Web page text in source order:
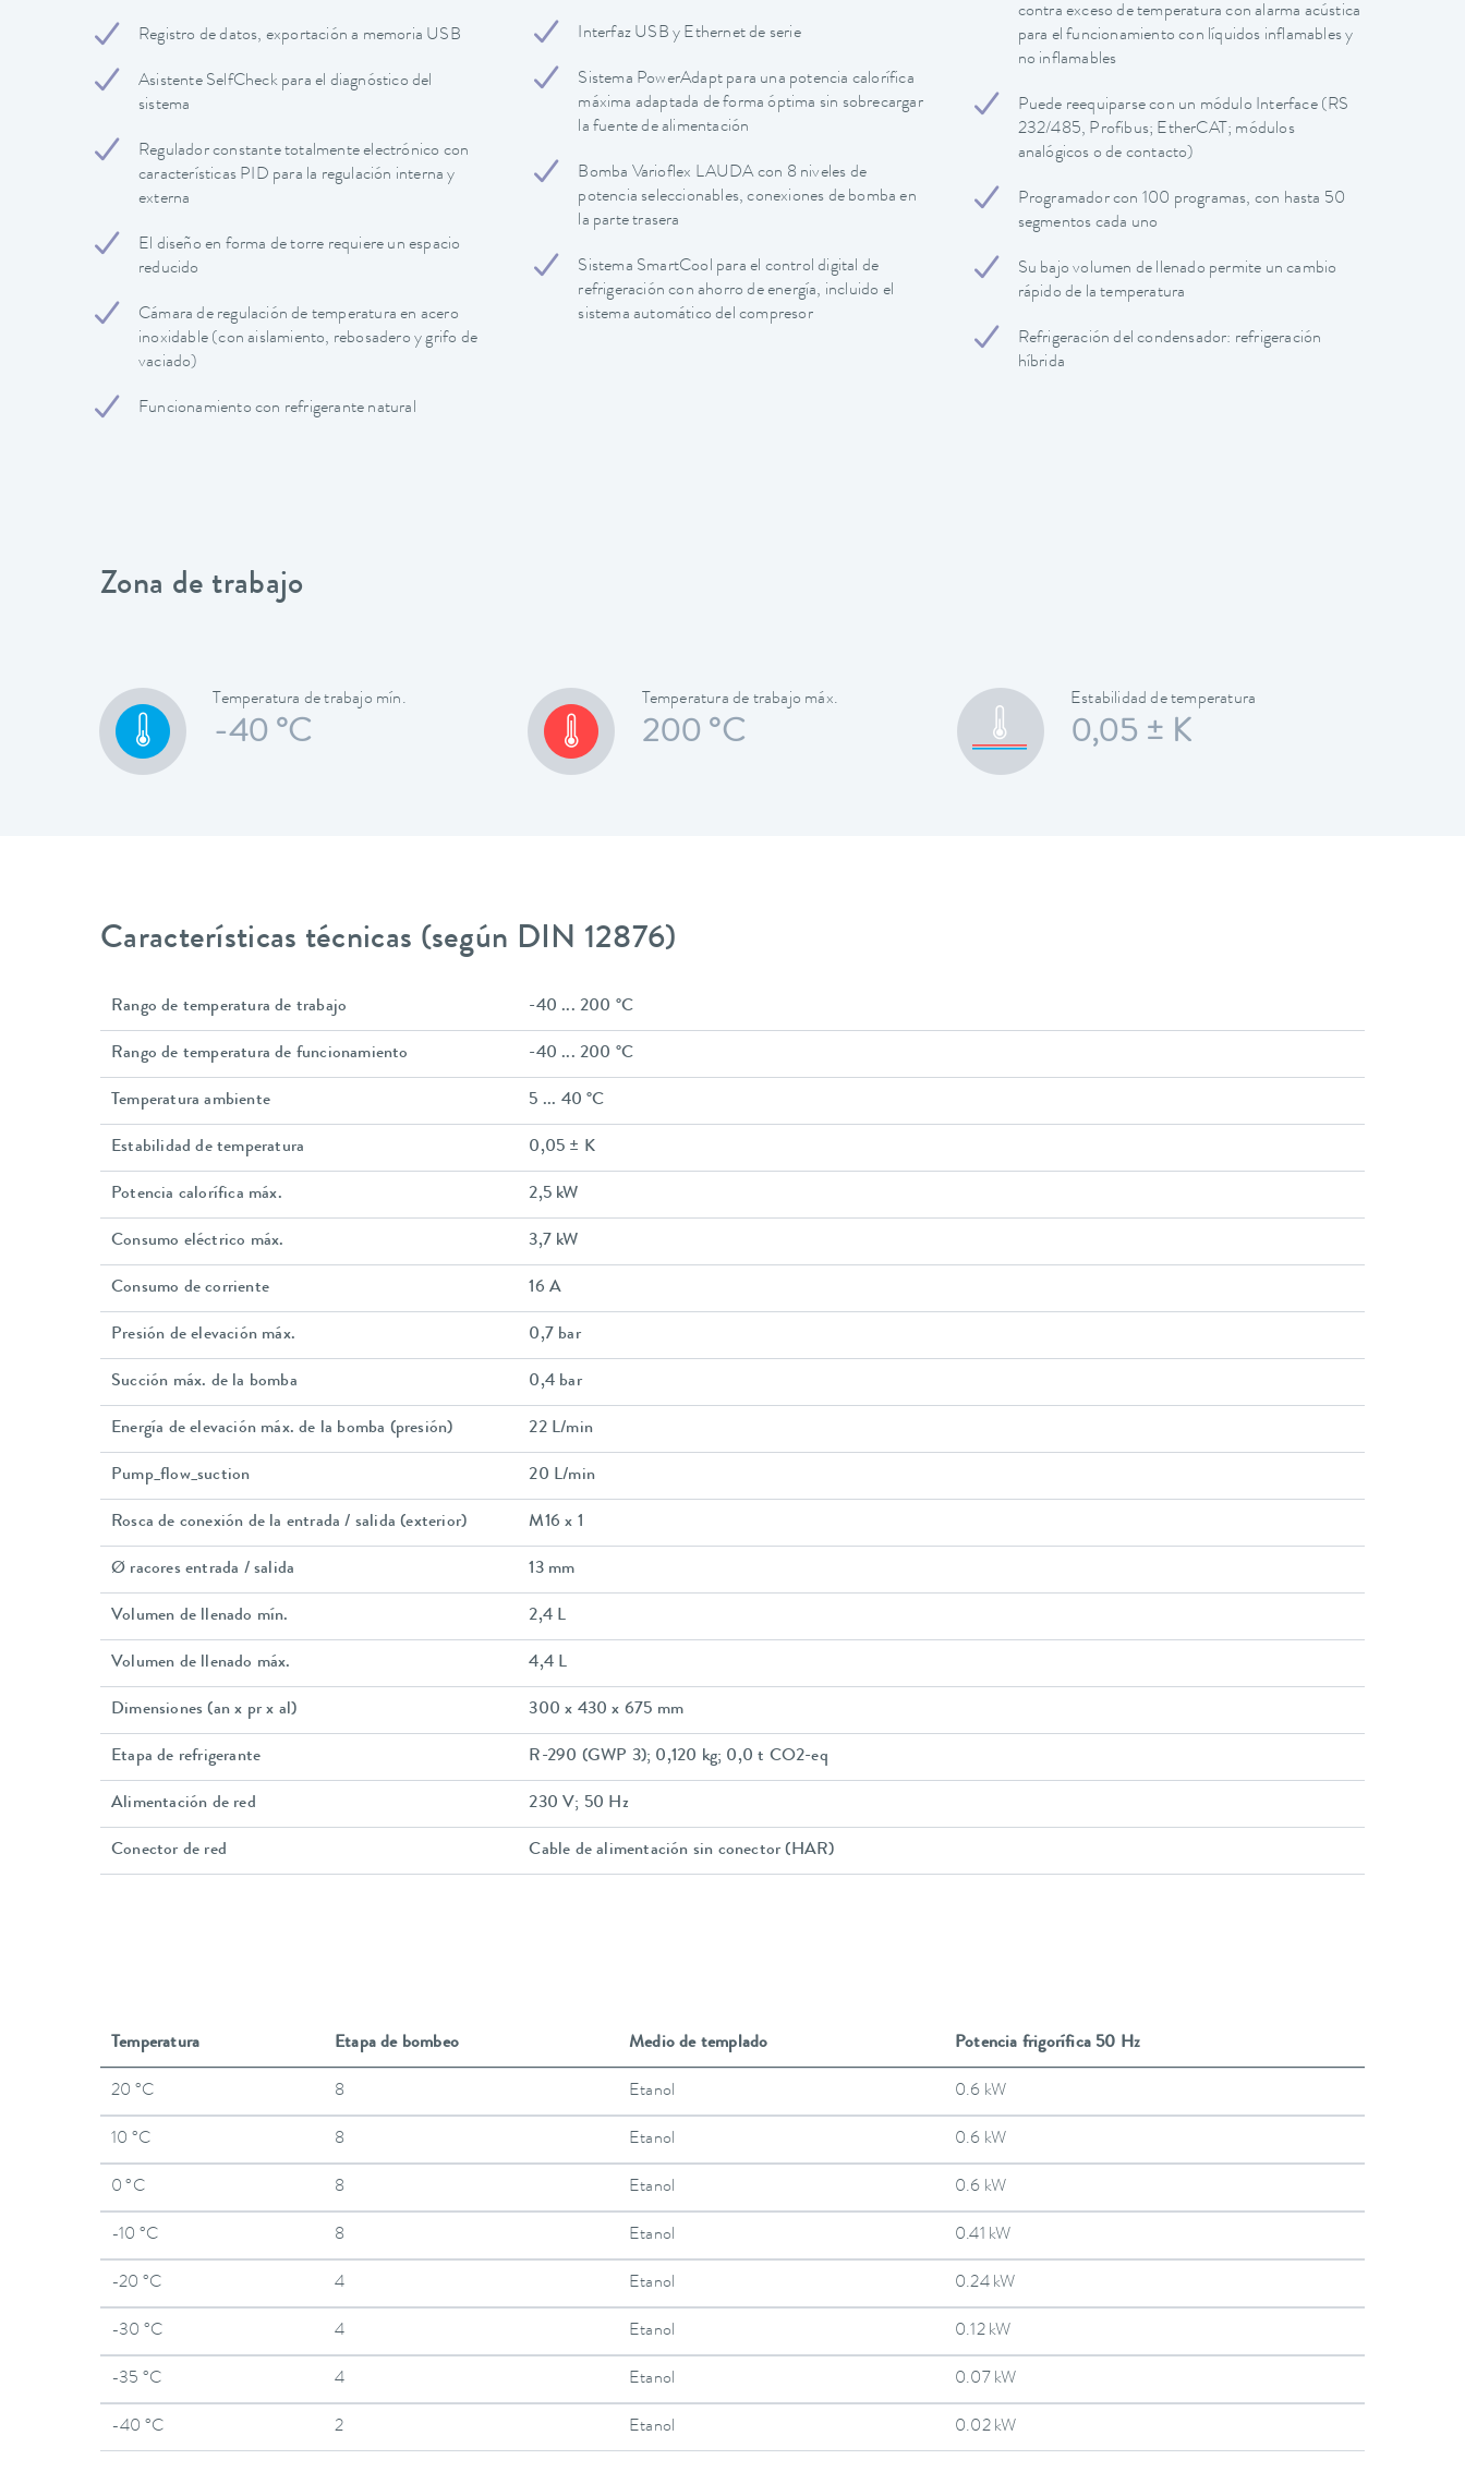
Registro de datos, exportación a memoria USB
Asistente SelfCheck para el diagnóstico del
sistema
Regulador constante totalmente electrónico con
características PID para la regulación interna y
externa
El diseño en forma de torre requiere un espacio
reducido
Cámara de regulación de temperatura en acero
inoxidable (con aislamiento, rebosadero y grifo de
vaciado)
Funcionamiento con refrigerante natural
Interfaz USB y Ethernet de serie
Sistema PowerAdapt para una potencia calorífica
máxima adaptada de forma óptima sin sobrecargar
la fuente de alimentación
Bomba Varioflex LAUDA con 8 niveles de
potencia seleccionables, conexiones de bomba en
la parte trasera
Sistema SmartCool para el control digital de
refrigeración con ahorro de energía, incluido el
sistema automático del compresor
contra exceso de temperatura con alarma acústica
para el funcionamiento con líquidos inflamables y
no inflamables
Puede reequiparse con un módulo Interface (RS
232/485, Profibus; EtherCAT; módulos
analógicos o de contacto)
Programador con 100 programas, con hasta 50
segmentos cada uno
Su bajo volumen de llenado permite un cambio
rápido de la temperatura
Refrigeración del condensador: refrigeración
híbrida
Zona de trabajo
Temperatura de trabajo mín.
-40 °C
Temperatura de trabajo máx.
200 °C
Estabilidad de temperatura
0,05 ± K
Características técnicas (según DIN 12876)
Rango de temperatura de trabajo -40 ... 200 °C
Rango de temperatura de funcionamiento -40 ... 200 °C
Temperatura ambiente 5 ... 40 °C
Estabilidad de temperatura 0,05 ± K
Potencia calorífica máx. 2,5 kW
Consumo eléctrico máx. 3,7 kW
Consumo de corriente 16 A
Presión de elevación máx. 0,7 bar
Succión máx. de la bomba 0,4 bar
Energía de elevación máx. de la bomba (presión) 22 L/min
Pump_flow_suction 20 L/min
Rosca de conexión de la entrada / salida (exterior) M16 x 1
Ø racores entrada / salida 13 mm
Volumen de llenado mín. 2,4 L
Volumen de llenado máx. 4,4 L
Dimensiones (an x pr x al) 300 x 430 x 675 mm
Etapa de refrigerante R-290 (GWP 3); 0,120 kg; 0,0 t CO2-eq
Alimentación de red 230 V; 50 Hz
Conector de red Cable de alimentación sin conector (HAR)
Temperatura Etapa de bombeo Medio de templado Potencia frigorífica 50 Hz
20 °C 8 Etanol 0.6 kW
10 °C 8 Etanol 0.6 kW
0 °C 8 Etanol 0.6 kW
-10 °C 8 Etanol 0.41 kW
-20 °C 4 Etanol 0.24 kW
-30 °C 4 Etanol 0.12 kW
-35 °C 4 Etanol 0.07 kW
-40 °C 2 Etanol 0.02 kW